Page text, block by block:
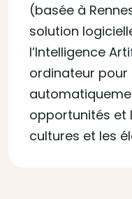
(basée à
solution
l’Intelligence
ordinateur
opportunités et
cultures et les